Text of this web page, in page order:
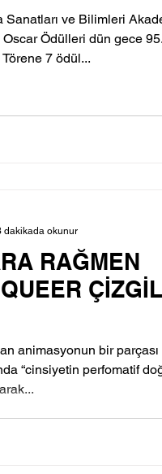
Sanatları ve Bilimleri
Oscar Ödülleri dün gece
7 ödül...
RAĞMEN
animasyonun bir parçası
perfomatif doğası” bir
dakikada okunur